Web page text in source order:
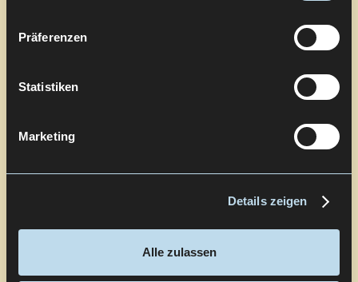
Präferenzen
Statistiken
Marketing
Details zeigen
Alle zulassen